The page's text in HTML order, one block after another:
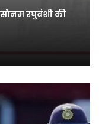
सोनम रघुवंशी की